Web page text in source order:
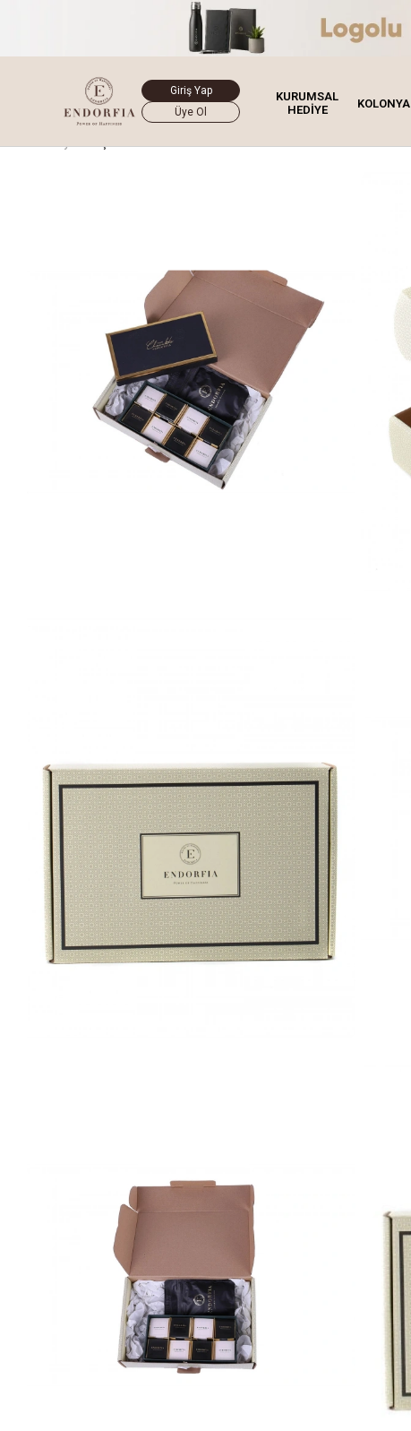
Giriş Yap
Üye Ol
KURUMSAL
HEDİYE
KOLONYA